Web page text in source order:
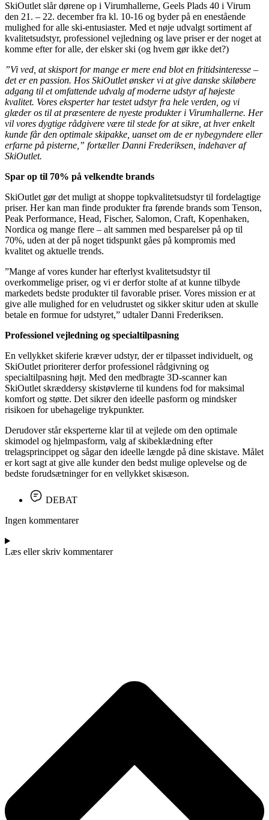
SkiOutlet slår dørene op i Virumhallerne, Geels Plads 40 i Virum
den 21. – 22. december fra kl. 10-16 og byder på en enestående
mulighed for alle ski-entusiaster. Med et nøje udvalgt sortiment af
kvalitetsudstyr, professionel vejledning og lave priser er der noget at
komme efter for alle, der elsker ski (og hvem gør ikke det?)
”Vi ved, at skisport for mange er mere end blot en fritidsinteresse –
det er en passion. Hos SkiOutlet ønsker vi at give danske skiløbere
adgang til et omfattende udvalg af moderne udstyr af højeste
kvalitet. Vores eksperter har testet udstyr fra hele verden, og vi
glæder os til at præsentere de nyeste produkter i Virumhallerne. Her
vil vores dygtige rådgivere være til stede for at sikre, at hver enkelt
kunde får den optimale skipakke, uanset om de er nybegyndere eller
erfarne på pisterne,” fortæller Danni Frederiksen, indehaver af
SkiOutlet.
Spar op til 70% på velkendte brands
SkiOutlet gør det muligt at shoppe topkvalitetsudstyr til fordelagtige
priser. Her kan man finde produkter fra førende brands som Tenson,
Peak Performance, Head, Fischer, Salomon, Craft, Kopenhaken,
Nordica og mange flere – alt sammen med besparelser på op til
70%, uden at der på noget tidspunkt gåes på kompromis med
kvalitet og aktuelle trends.
”Mange af vores kunder har efterlyst kvalitetsudstyr til
overkommelige priser, og vi er derfor stolte af at kunne tilbyde
markedets bedste produkter til favorable priser. Vores mission er at
give alle mulighed for en veludrustet og sikker skitur uden at skulle
betale en formue for udstyret,” udtaler Danni Frederiksen.
Professionel vejledning og specialtilpasning
En vellykket skiferie kræver udstyr, der er tilpasset individuelt, og
SkiOutlet prioriterer derfor professionel rådgivning og
specialtilpasning højt. Med den medbragte 3D-scanner kan
SkiOutlet skræddersy skistøvlerne til kundens fod for maksimal
komfort og støtte. Det sikrer den ideelle pasform og mindsker
risikoen for ubehagelige trykpunkter.
Derudover står eksperterne klar til at vejlede om den optimale
skimodel og hjelmpasform, valg af skibeklædning efter
trelagsprincippet og sågar den ideelle længde på dine skistave. Målet
er kort sagt at give alle kunder den bedst mulige oplevelse og de
bedste forudsætninger for en vellykket skisæson.
DEBAT
Ingen kommentarer
Læs eller skriv kommentarer